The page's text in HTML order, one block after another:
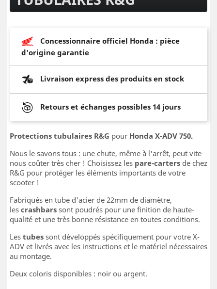
Concessionnaire officiel Honda : pièce
d'origine garantie
Livraison express des produits en stock
Retours et échanges possibles 14 jours
Protections tubulaires R&G pour Honda X-ADV 750.
Nous le savons tous : une chute, même à l'arrêt, peut vite
nous coûter très cher ! Choisissez les pare-carters de chez
R&G pour protéger les éléments importants de votre
scooter !
Fabriqués en tube d'acier de 22mm de diamètre,
les crashbars sont poudrés pour une finition de haute-
qualité et une très bonne résistance en toutes conditions.
Les tubes sont développés spécifiquement pour votre X-
ADV et livrés avec les instructions et le matériel nécessaires
au montage.
Deux coloris disponibles : noir ou argent.